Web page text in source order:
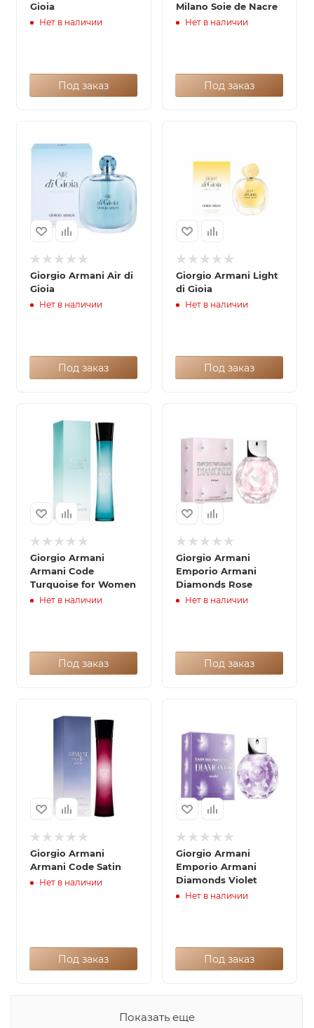
Gioia
Нет в наличии
Под заказ
Milano Soie de Nacre
Нет в наличии
Под заказ
Giorgio Armani Air di
Gioia
Нет в наличии
Под заказ
Giorgio Armani Light
di Gioia
Нет в наличии
Под заказ
Giorgio Armani
Armani Code
Turquoise for Women
Нет в наличии
Под заказ
Giorgio Armani
Emporio Armani
Diamonds Rose
Нет в наличии
Под заказ
Giorgio Armani
Armani Code Satin
Нет в наличии
Под заказ
Giorgio Armani
Emporio Armani
Diamonds Violet
Нет в наличии
Под заказ
Показать еще